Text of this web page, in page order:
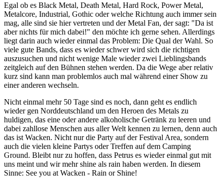
Egal ob es Black Metal, Death Metal, Hard Rock, Power Metal,
Metalcore, Industrial, Gothic oder welche Richtung auch immer sein
mag, alle sind sie hier vertreten und der Metal Fan, der sagt: "Da ist
aber nichts für mich dabei!" den möchte ich gerne sehen. Allerdings
liegt darin auch wieder einmal das Problem: Die Qual der Wahl. So
viele gute Bands, dass es wieder schwer wird sich die richtigen
auszusuchen und nicht wenige Male wieder zwei Lieblingsbands
zeitgleich auf den Bühnen stehen werden. Da die Wege aber relativ
kurz sind kann man problemlos auch mal während einer Show zu
einer anderen wechseln.
Nicht einmal mehr 50 Tage sind es noch, dann geht es endlich
wieder gen Norddeutschland um den Heroen des Metals zu
huldigen, das eine oder andere alkoholische Getränk zu leeren und
dabei zahllose Menschen aus aller Welt kennen zu lernen, denn auch
das ist Wacken. Nicht nur die Party auf der Festival Area, sondern
auch die vielen kleine Partys oder Treffen auf dem Camping
Ground. Bleibt nur zu hoffen, dass Petrus es wieder einmal gut mit
uns meint und wir mehr shine als rain haben werden. In diesem
Sinne: See you at Wacken - Rain or Shine!